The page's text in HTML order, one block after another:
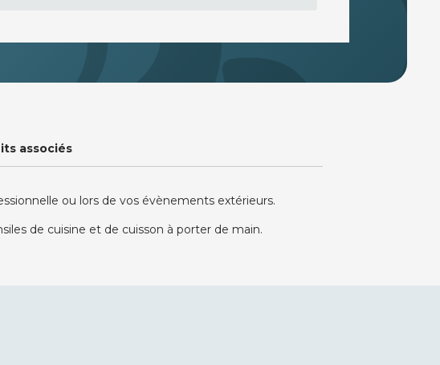
associés
ou lors de vos évènements extérieurs.
de cuisine et de cuisson à porter de main.